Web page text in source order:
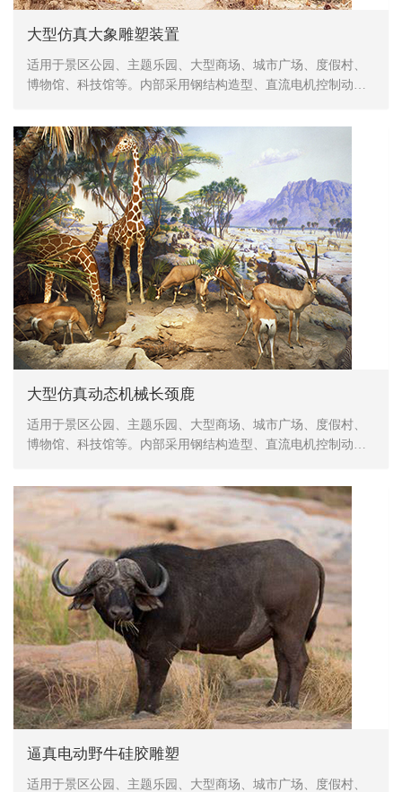
大型仿真大象雕塑装置
适用于景区公园、主题乐园、大型商场、城市广场、度假村、
博物馆、科技馆等。内部采用钢结构造型、直流电机控制动
色彩，产品形象生动、逼真，动作灵活、自然，防水，防火，
防冻，抗高温
大型仿真动态机械长颈鹿
适用于景区公园、主题乐园、大型商场、城市广场、度假村、
博物馆、科技馆等。内部采用钢结构造型、直流电机控制动
色彩，产品形象生动、逼真，动作灵活、自然，防水，防火，
防冻，抗高温
逼真电动野牛硅胶雕塑
适用于景区公园、主题乐园、大型商场、城市广场、度假村、